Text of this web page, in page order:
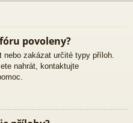
povoleny?
nebo zakázat určité typy příloh.
nahrát, kontaktujte